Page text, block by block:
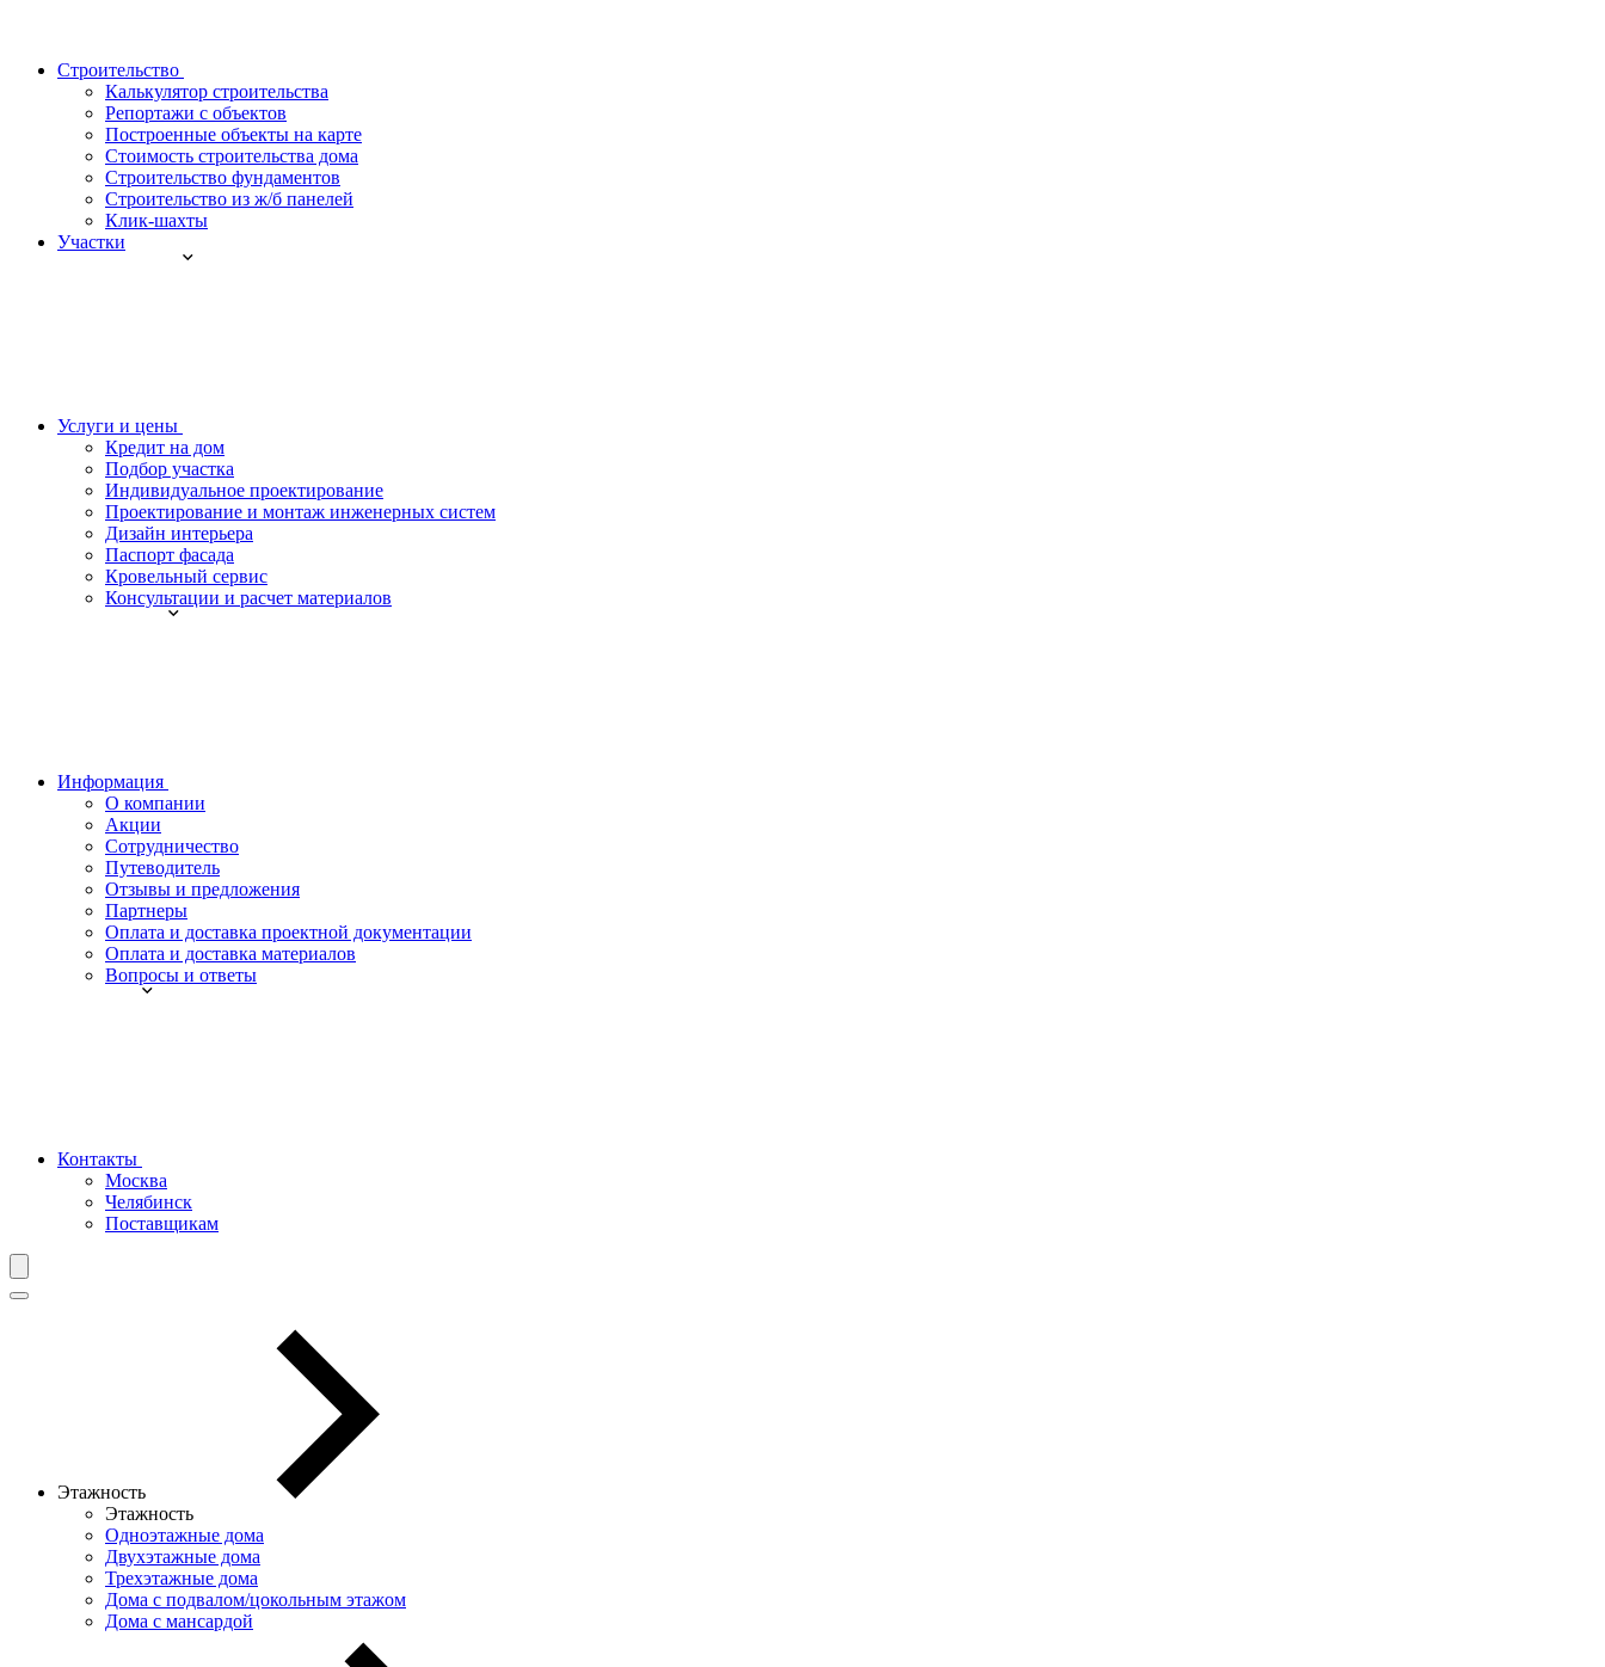
Строительство
Калькулятор строительства
Репортажи с объектов
Построенные объекты на карте
Стоимость строительства дома
Строительство фундаментов
Строительство из ж/б панелей
Клик-шахты
Участки
Услуги и цены
Кредит на дом
Подбор участка
Индивидуальное проектирование
Проектирование и монтаж инженерных систем
Дизайн интерьера
Паспорт фасада
Кровельный сервис
Консультации и расчет материалов
Информация
О компании
Акции
Сотрудничество
Путеводитель
Отзывы и предложения
Партнеры
Оплата и доставка проектной документации
Оплата и доставка материалов
Вопросы и ответы
Контакты
Москва
Челябинск
Поставщикам
Этажность
Этажность
Одноэтажные дома
Двухэтажные дома
Трехэтажные дома
Дома с подвалом/цокольным этажом
Дома с мансардой